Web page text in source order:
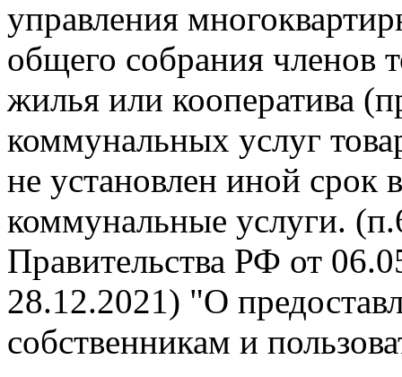
управления
общего собрания членов
жилья или кооператива
коммунальных услуг
не установлен иной срок
коммунальные услуги.
Правительства РФ от
28.12.2021) "О
собственникам и